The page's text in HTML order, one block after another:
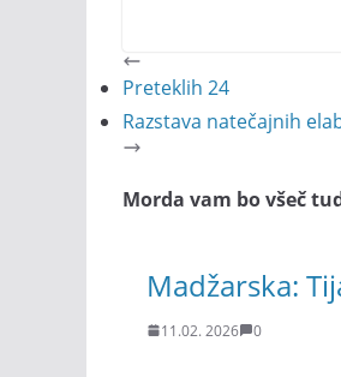
Preteklih 24
Razstava natečajnih
Morda vam bo všeč
Madžarska:
11.02. 2026 0